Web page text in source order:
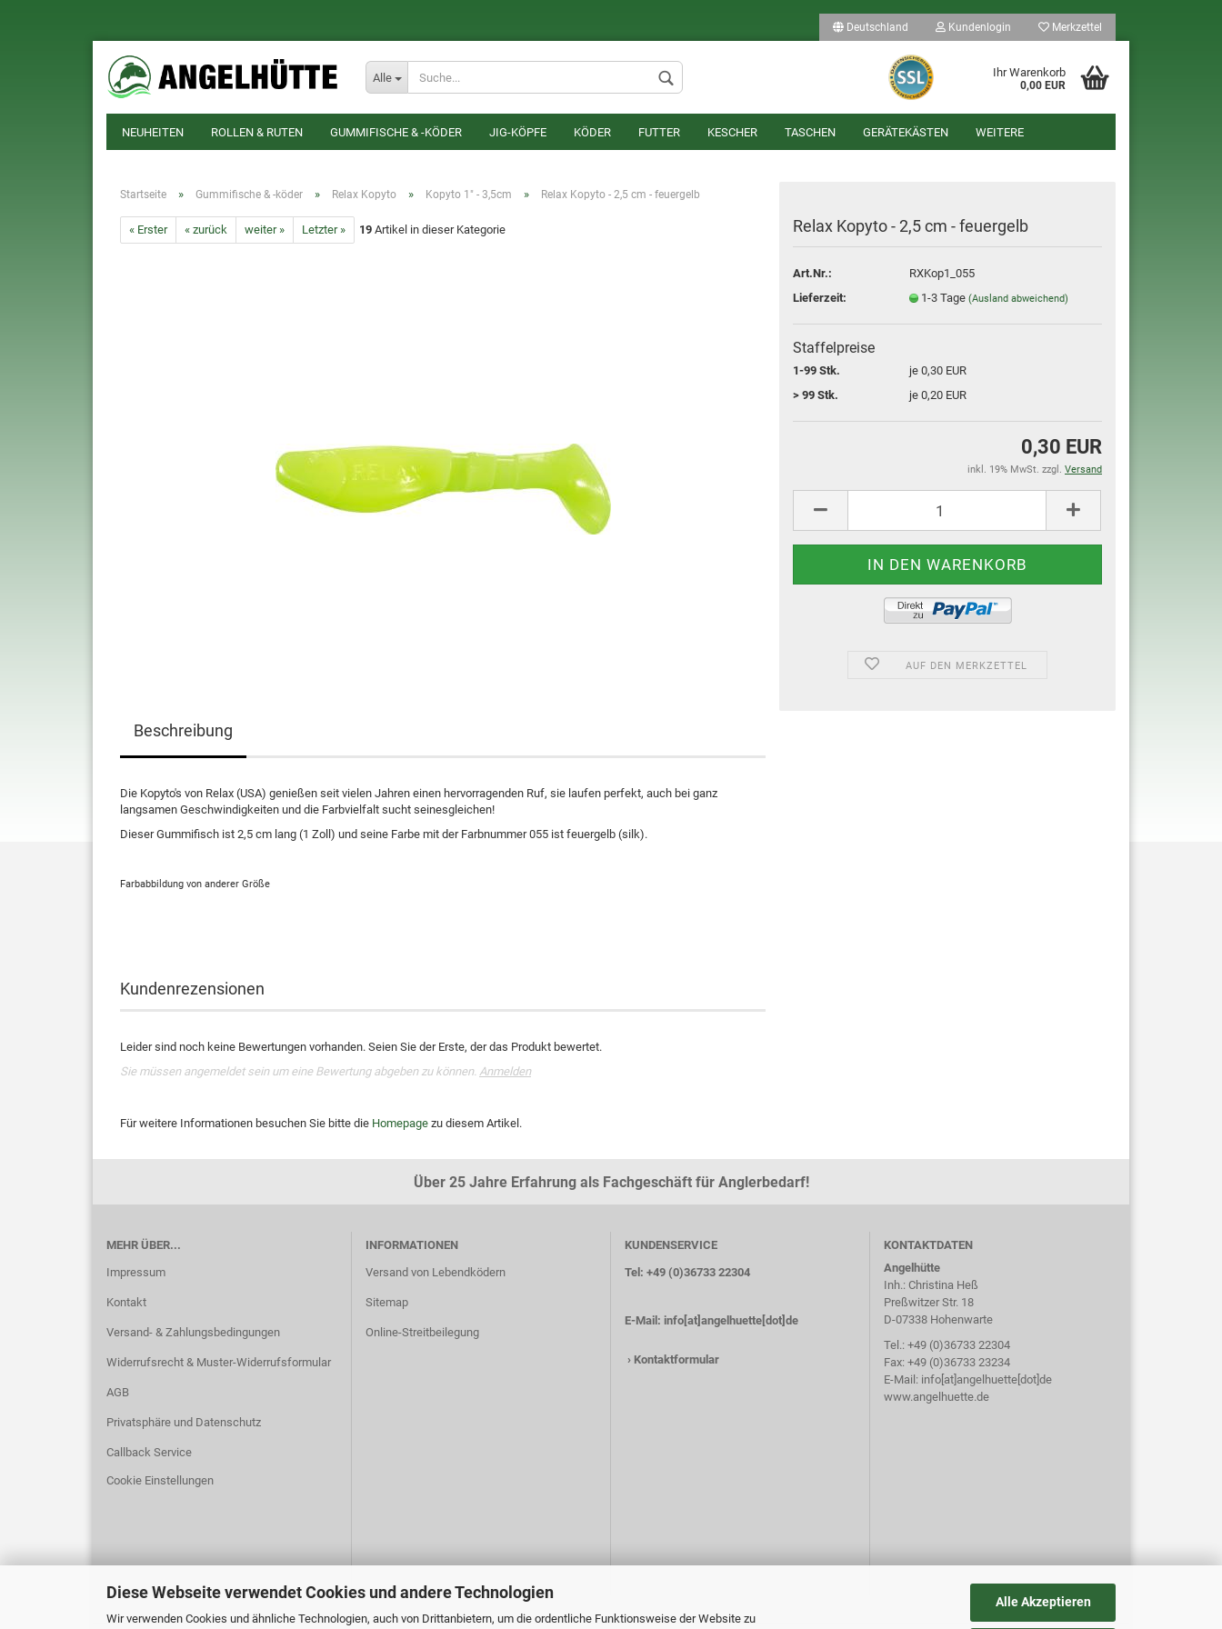
Diese Webseite verwendet Cookies und andere Technologien
Wir verwenden Cookies und ähnliche Technologien, auch von Drittanbietern, um die ordentliche Funktionsweise der Website zu
Alle Akzeptieren
Deutschland
Lieferland
Kundenlogin
Konto erstellen
Passwort vergessen?
Merkzettel
Alle Ihr Warenkorb
0,00 EUR
NEUHEITEN ROLLEN & RUTEN GUMMIFISCHE & -KÖDER JIG-KÖPFE KÖDER FUTTER KESCHER TASCHEN GERÄTEKÄSTEN WEITERE
Startseite » Gummifische & -köder » Relax Kopyto » Kopyto 1" - 3,5cm » Relax Kopyto - 2,5 cm - feuergelb
« Erster « zurück weiter » Letzter » 19 Artikel in dieser Kategorie Relax Kopyto - 2,5 cm - feuergelb
Art.Nr.:
RXKop1_055
Lieferzeit:
1-3 Tage(Ausland abweichend)
Staffelpreise
1-99 Stk.
je 0,30 EUR
> 99 Stk.
je 0,20 EUR
0,30 EUR
inkl. 19% MwSt. zzgl. Versand
AUF DEN MERKZETTEL
Beschreibung
Die Kopyto's von Relax (USA) genießen seit vielen Jahren einen hervorragenden Ruf, sie laufen perfekt, auch bei ganz
langsamen Geschwindigkeiten und die Farbvielfalt sucht seinesgleichen!
Dieser Gummifisch ist 2,5 cm lang (1 Zoll) und seine Farbe mit der Farbnummer 055 ist feuergelb (silk).
Farbabbildung von anderer Größe
Kundenrezensionen
Leider sind noch keine Bewertungen vorhanden. Seien Sie der Erste, der das Produkt bewertet.
Sie müssen angemeldet sein um eine Bewertung abgeben zu können. Anmelden
Für weitere Informationen besuchen Sie bitte die Homepage zu diesem Artikel.
Über 25 Jahre Erfahrung als Fachgeschäft für Anglerbedarf!
MEHR ÜBER...
Impressum
Kontakt
Versand- & Zahlungsbedingungen
Widerrufsrecht & Muster-Widerrufsformular
AGB
Privatsphäre und Datenschutz
Callback Service
Cookie Einstellungen
INFORMATIONEN
Versand von Lebendködern
Sitemap
Online-Streitbeilegung
KUNDENSERVICE
Tel: +49 (0)36733 22304
E-Mail: info[at]angelhuette[dot]de
› Kontaktformular
KONTAKTDATEN
Angelhütte
Inh.: Christina Heß
Preßwitzer Str. 18
D-07338 Hohenwarte
Tel.: +49 (0)36733 22304
Fax: +49 (0)36733 23234
E-Mail: info[at]angelhuette[dot]de
www.angelhuette.de